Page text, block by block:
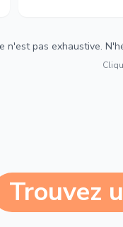
n'est pas exhaustive.
Trouvez